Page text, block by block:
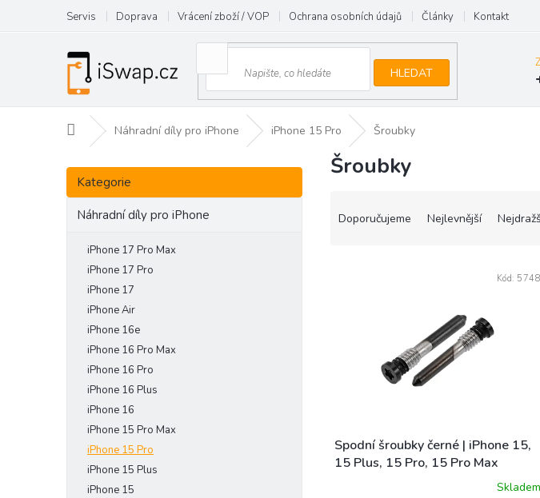
obsah
Servis Doprava Vrácení zboží / VOP Ochrana osobních údajů Články Kontakt
HLEDAT
Domů Náhradní díly pro iPhone iPhone 15 Pro Šroubky
P
s
Přeskočit
kategorie
Kategorie
Náhradní díly pro iPhone
iPhone 17 Pro Max
iPhone 17 Pro
iPhone 17
iPhone Air
iPhone 16e
iPhone 16 Pro Max
iPhone 16 Pro
iPhone 16 Plus
iPhone 16
iPhone 15 Pro Max
iPhone 15 Pro
iPhone 15 Plus
iPhone 15
Šroubky
Doporučujeme Nejlevnější
k
t
Spodní šroubky černé | iPhone 15,
15 Plus, 15 Pro, 15 Pro Max
Skladem
Kód: 5748